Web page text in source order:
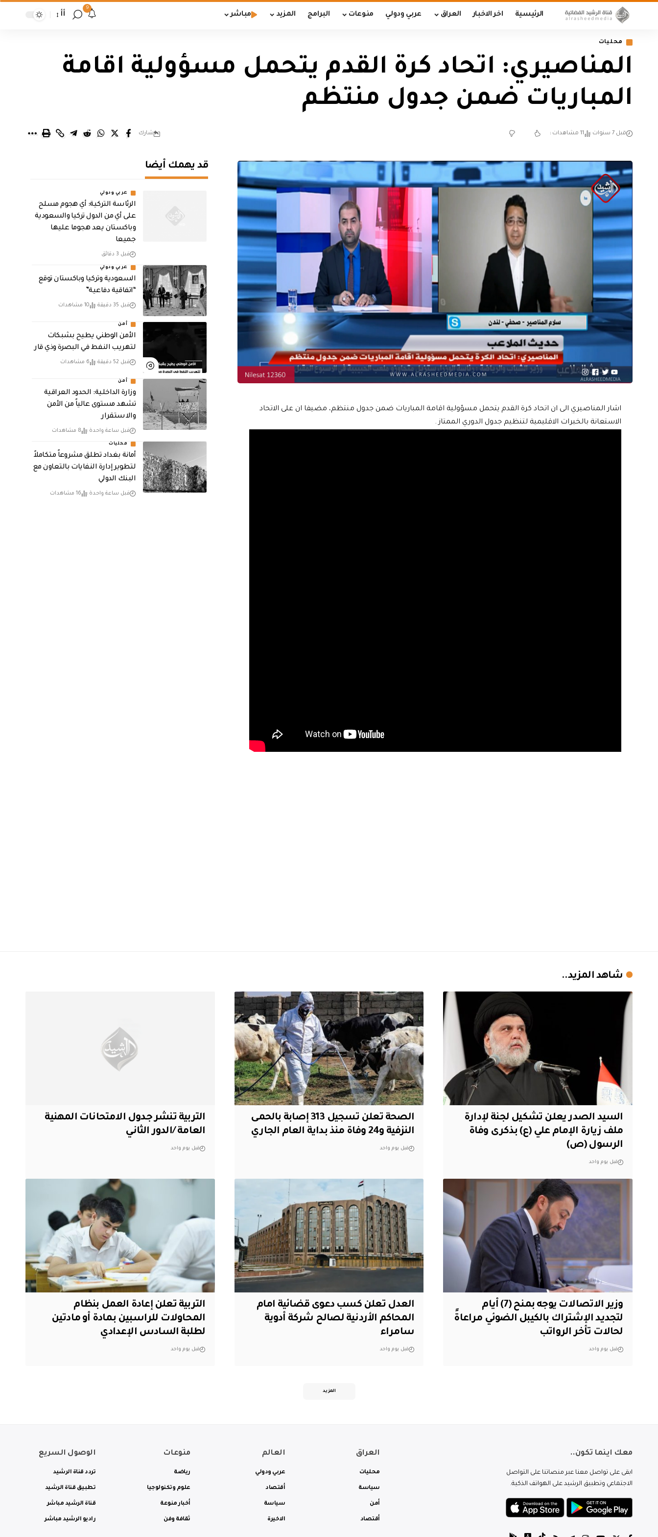
الرئيسية اخر الاخبار العراق عربي ودولي منوعات البرامج المزيد مباشر
9
أأ
محليات
المناصيري: اتحاد كرة القدم يتحمل مسؤولية اقامة
المباريات ضمن جدول منتظم
قبل 7 سنوات 11 مشاهدات شارك
اشار المناصيري الى ان اتحاد كرة القدم يتحمل مسؤولية اقامة المباريات ضمن جدول منتظم، مضيفا ان على الاتحاد
الاستعانة بالخبرات الاقليمية لتنظيم جدول الدوري الممتاز .
قد يهمك أيضا
عربي ودولي
الرئاسة التركية: أي هجوم مسلح
على أي من الدول تركيا والسعودية
وباكستان يعد هجوما عليها
جميعا
قبل 3 دقائق
عربي ودولي
السعودية وتركيا وباكستان توقع
“اتفاقية دفاعية”
قبل 35 دقيقة 10 مشاهدات
أمن
الأمن الوطني يطيح بشبكات
لتهريب النفط في البصرة وذي قار
قبل 52 دقيقة 6 مشاهدات
أمن
وزارة الداخلية: الحدود العراقية
تشهد مستوى عالياً من الأمن
والاستقرار
قبل ساعة واحدة 8 مشاهدات
محليات
أمانة بغداد تطلق مشروعاً متكاملاً
لتطوير إدارة النفايات بالتعاون مع
البنك الدولي
قبل ساعة واحدة 16 مشاهدات
شاهد المزيد..
السيد الصدر يعلن تشكيل لجنة لإدارة
ملف زيارة الإمام علي (ع) بذكرى وفاة
الرسول (ص)
قبل يوم واحد
الصحة تعلن تسجيل 313 إصابة بالحمى
النزفية و24 وفاة منذ بداية العام الجاري
قبل يوم واحد
التربية تنشر جدول الامتحانات المهنية
العامة /الدور الثاني
قبل يوم واحد
وزير الاتصالات يوجه بمنح (7) أيام
لتجديد الإشتراك بالكيبل الضوئي مراعاةً
لحالات تأخر الرواتب
قبل يوم واحد
العدل تعلن كسب دعوى قضائية امام
المحاكم الأردنية لصالح شركة أدوية
سامراء
قبل يوم واحد
التربية تعلن إعادة العمل بنظام
المحاولات للراسبين بمادة أو مادتين
لطلبة السادس الإعدادي
قبل يوم واحد
المزيد
معك اينما تكون..
ابقى على تواصل معنا عبر منصاتنا على التواصل
الاجتماعي وتطبيق الرشيد على الهواتف الذكية.
العراق
محليات
سياسة
أمن
أقتصاد
العالم
عربي ودولي
أقتصاد
سياسة
الاخيرة
منوعات
رياضة
علوم وتكنولوجيا
أخبار منوعة
ثقافة وفن
الوصول السريع
تردد قناة الرشيد
تطبيق قناة الرشيد
قناة الرشيد مباشر
راديو الرشيد مباشر